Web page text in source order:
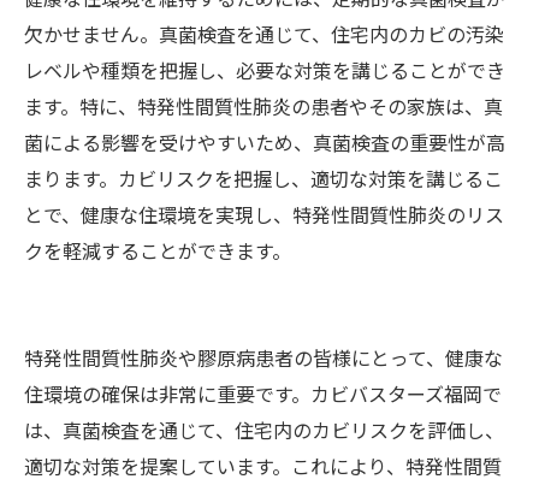
欠かせません。真菌検査を通じて、住宅内のカビの汚染
レベルや種類を把握し、必要な対策を講じることができ
ます。特に、特発性間質性肺炎の患者やその家族は、真
菌による影響を受けやすいため、真菌検査の重要性が高
まります。カビリスクを把握し、適切な対策を講じるこ
とで、健康な住環境を実現し、特発性間質性肺炎のリス
クを軽減することができます。
特発性間質性肺炎や膠原病患者の皆様にとって、健康な
住環境の確保は非常に重要です。カビバスターズ福岡で
は、真菌検査を通じて、住宅内のカビリスクを評価し、
適切な対策を提案しています。これにより、特発性間質